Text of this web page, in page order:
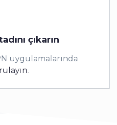
çıkarın
uygulamalarında